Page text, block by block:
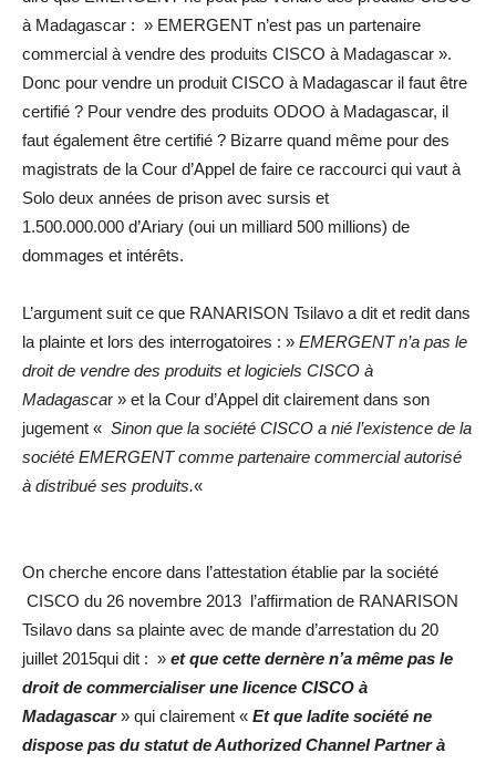
à Madagascar : » EMERGENT n’est pas un partenaire
commercial à vendre des produits CISCO à Madagascar ».
Donc pour vendre un produit CISCO à Madagascar il faut être
certifié ? Pour vendre des produits ODOO à Madagascar, il
faut également être certifié ? Bizarre quand même pour des
magistrats de la Cour d’Appel de faire ce raccourci qui vaut à
Solo deux années de prison avec sursis et
1.500.000.000 d’Ariary (oui un milliard 500 millions) de
dommages et intérêts.
L’argument suit ce que RANARISON Tsilavo a dit et redit dans
la plainte et lors des interrogatoires : » EMERGENT n’a pas le
droit de vendre des produits et logiciels CISCO à
Madagascar » et la Cour d’Appel dit clairement dans son
jugement « Sinon que la société CISCO a nié l’existence de la
société EMERGENT comme partenaire commercial autorisé
à distribué ses produits.«
On cherche encore dans l’attestation établie par la société
CISCO du 26 novembre 2013 l’affirmation de RANARISON
Tsilavo dans sa plainte avec de mande d’arrestation du 20
juillet 2015qui dit : » et que cette dernère n’a même pas le
droit de commercialiser une licence CISCO à
Madagascar» qui clairement « Et que ladite société ne
dispose pas du statut de Authorized Channel Partner à